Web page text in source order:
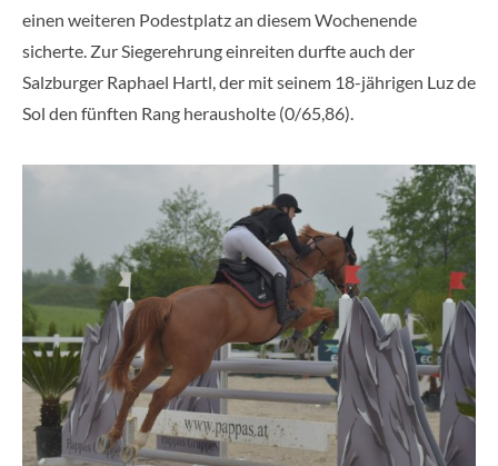
einen weiteren Podestplatz an diesem Wochenende
sicherte. Zur Siegerehrung einreiten durfte auch der
Salzburger Raphael Hartl, der mit seinem 18-jährigen Luz de
Sol den fünften Rang herausholte (0/65,86).